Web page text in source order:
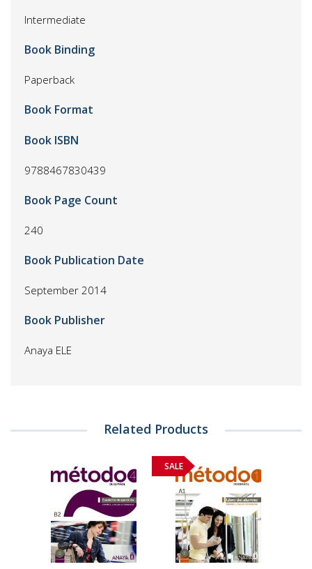
Intermediate
Book Binding
Paperback
Book Format
Book ISBN
9788467830439
Book Page Count
240
Book Publication Date
September 2014
Book Publisher
Anaya ELE
Related Products
SALE